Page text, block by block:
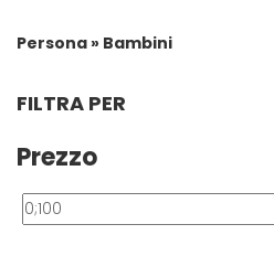
Persona » Bambini
FILTRA PER
Prezzo